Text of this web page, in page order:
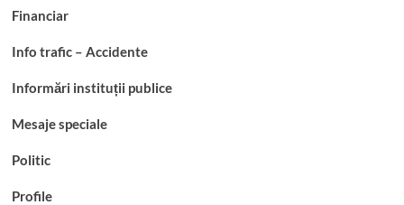
Financiar
Info trafic – Accidente
Informări instituții publice
Mesaje speciale
Politic
Profile